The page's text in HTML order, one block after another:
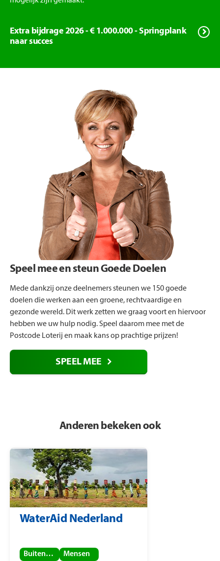
Extra bijdrage 2026 - € 1.000.000 - Springplank
naar succes
Speel mee en steun Goede Doelen
Mede dankzij onze deelnemers steunen we 150 goede
doelen die werken aan een groene, rechtvaardige en
gezonde wereld. Dit werk zetten we graag voort en hiervoor
hebben we uw hulp nodig. Speel daarom mee met de
Postcode Loterij en maak kans op prachtige prijzen!
SPEEL MEE
Anderen bekeken ook
WaterAid Nederland
Buitenland Mensen